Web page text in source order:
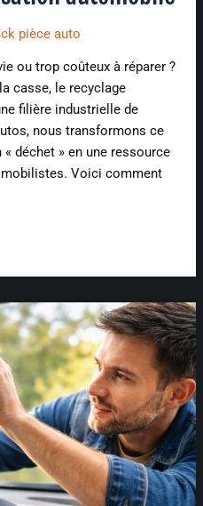
pièce auto
ou trop coûteux à réparer ?
casse, le recyclage
filière industrielle de
nous transformons ce
déchet » en une ressource
Voici comment